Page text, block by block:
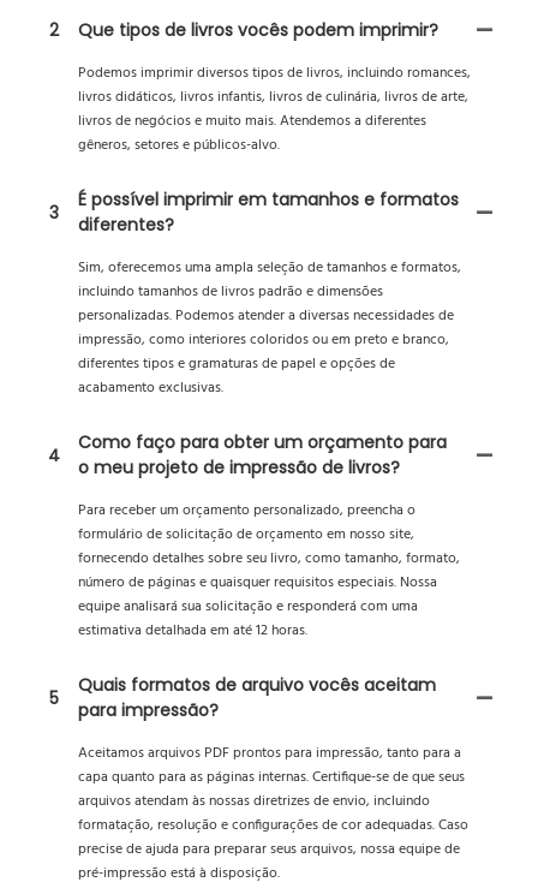
2
Que tipos de livros vocês podem imprimir?
Podemos imprimir diversos tipos de livros, incluindo romances,
livros didáticos, livros infantis, livros de culinária, livros de arte,
livros de negócios e muito mais. Atendemos a diferentes
gêneros, setores e públicos-alvo.
3
É possível imprimir em tamanhos e formatos
diferentes?
Sim, oferecemos uma ampla seleção de tamanhos e formatos,
incluindo tamanhos de livros padrão e dimensões
personalizadas. Podemos atender a diversas necessidades de
impressão, como interiores coloridos ou em preto e branco,
diferentes tipos e gramaturas de papel e opções de
acabamento exclusivas.
4
Como faço para obter um orçamento para
o meu projeto de impressão de livros?
Para receber um orçamento personalizado, preencha o
formulário de solicitação de orçamento em nosso site,
fornecendo detalhes sobre seu livro, como tamanho, formato,
número de páginas e quaisquer requisitos especiais. Nossa
equipe analisará sua solicitação e responderá com uma
estimativa detalhada em até 12 horas.
5
Quais formatos de arquivo vocês aceitam
para impressão?
Aceitamos arquivos PDF prontos para impressão, tanto para a
capa quanto para as páginas internas. Certifique-se de que seus
arquivos atendam às nossas diretrizes de envio, incluindo
formatação, resolução e configurações de cor adequadas. Caso
precise de ajuda para preparar seus arquivos, nossa equipe de
pré-impressão está à disposição.